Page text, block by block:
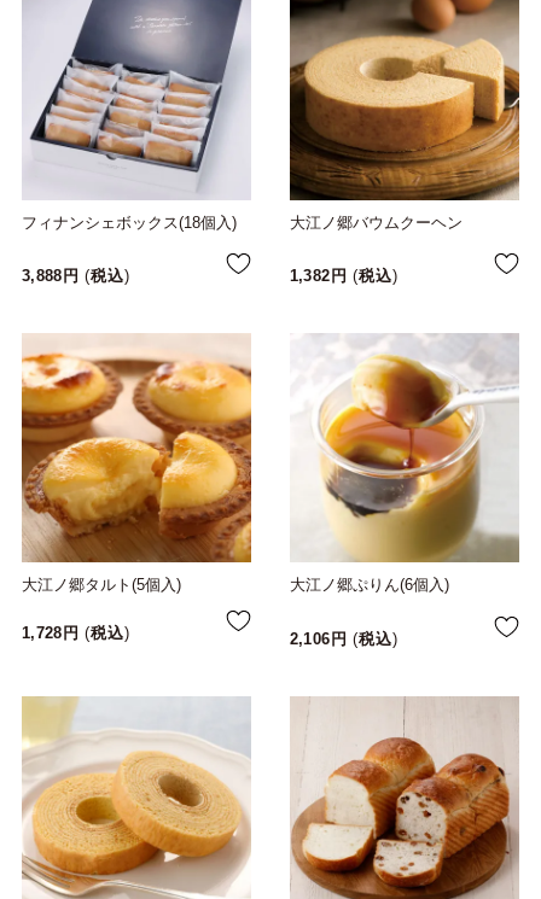
フィナンシェボックス(18個入)
3,888 税込
大江ノ郷バウムクーヘン
1,382 税込
大江ノ郷タルト(5個入)
1,728 税込
大江ノ郷ぷりん(6個入)
2,106 税込